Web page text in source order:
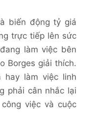
biến động tỷ giá
trực tiếp lên sức
làm việc bên
Borges giải thích.
hay làm việc linh
phải cân nhắc lại
việc và cuộc